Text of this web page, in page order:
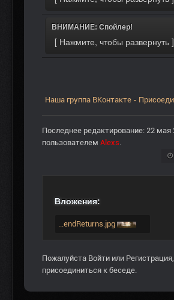
ВНИМАНИЕ: Спойлер!
Наша группа ВКонтакте -
Последнее редактирование: 22 мая
пользователем Alexs.
Вложения:
...endReturns.jpg
Пожалуйста Войти или Регистрация
присоединиться к беседе.